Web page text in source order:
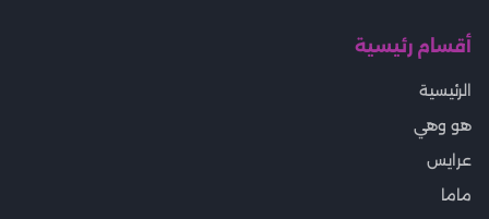
أقسام رئيسية
الرئيسية
هو وهي
عرايس
ماما